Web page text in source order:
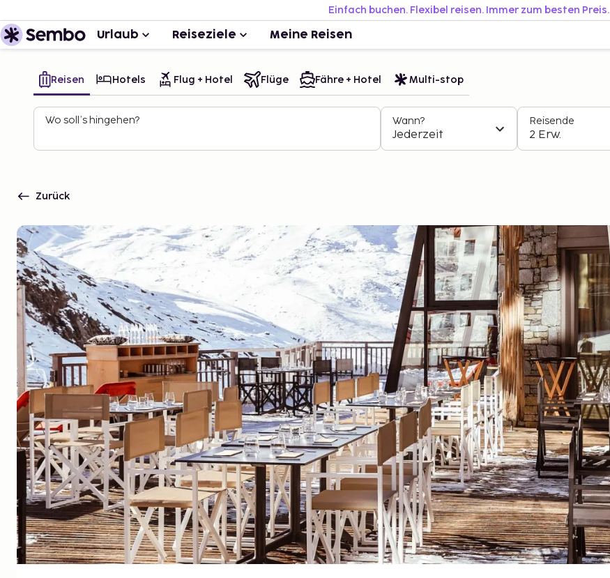
Einfach buchen. Flexibel reisen. Immer zum besten Preis.
Urlaub Reiseziele Meine Reisen
Reisen Hotels Flug + Hotel Flüge Fähre + Hotel Multi-stop
Wo soll’s hingehen? Wann?
Jederzeit
Reisende
2 Erw.
Zurück